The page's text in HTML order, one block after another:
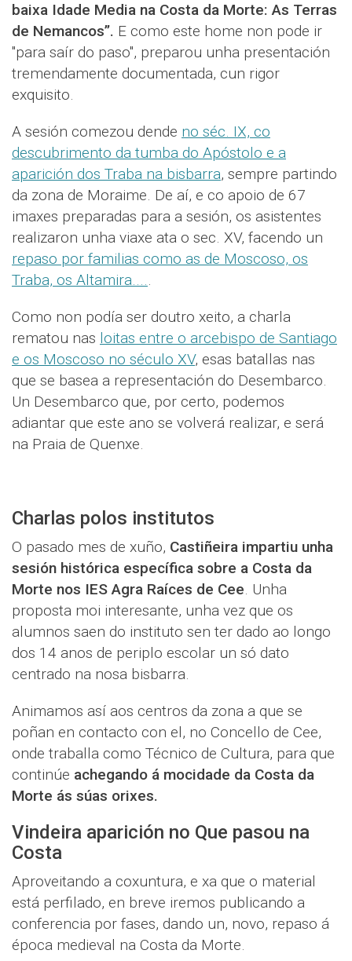
baixa Idade Media na Costa da Morte: As Terras
de Nemancos”. E como este home non pode ir
"para saír do paso", preparou unha presentación
tremendamente documentada, cun rigor
exquisito.
A sesión comezou dende no séc. IX, co
descubrimento da tumba do Apóstolo e a
aparición dos Traba na bisbarra, sempre partindo
da zona de Moraime. De aí, e co apoio de 67
imaxes preparadas para a sesión, os asistentes
realizaron unha viaxe ata o sec. XV, facendo un
repaso por familias como as de Moscoso, os
Traba, os Altamira.....
Como non podía ser doutro xeito, a charla
rematou nas loitas entre o arcebispo de Santiago
e os Moscoso no século XV, esas batallas nas
que se basea a representación do Desembarco.
Un Desembarco que, por certo, podemos
adiantar que este ano se volverá realizar, e será
na Praia de Quenxe.
Charlas polos institutos
O pasado mes de xuño, Castiñeira impartiu unha
sesión histórica específica sobre a Costa da
Morte nos IES Agra Raíces de Cee. Unha
proposta moi interesante, unha vez que os
alumnos saen do instituto sen ter dado ao longo
dos 14 anos de periplo escolar un só dato
centrado na nosa bisbarra.
Animamos así aos centros da zona a que se
poñan en contacto con el, no Concello de Cee,
onde traballa como Técnico de Cultura, para que
continúe achegando á mocidade da Costa da
Morte ás súas orixes.
Vindeira aparición no Que pasou na
Costa
Aproveitando a coxuntura, e xa que o material
está perfilado, en breve iremos publicando a
conferencia por fases, dando un, novo, repaso á
época medieval na Costa da Morte.